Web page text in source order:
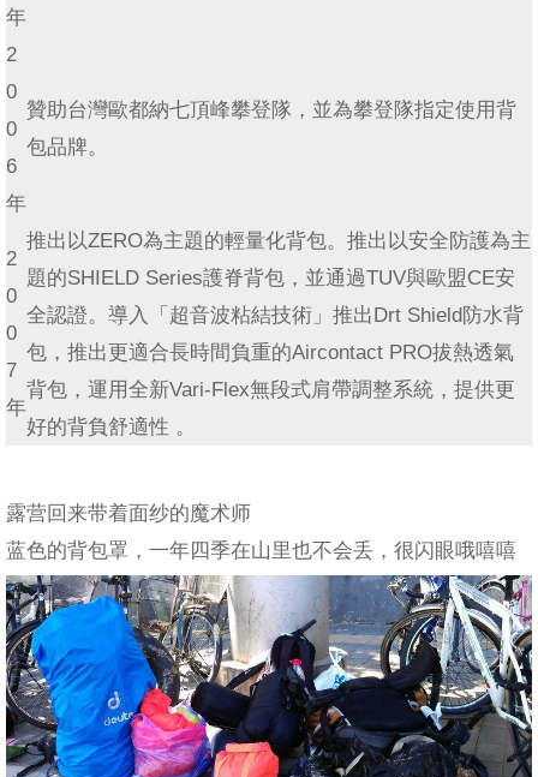
年
2
0
0
6
年
贊助台灣歐都納七頂峰攀登隊，並為攀登隊指定使用背
包品牌。
2
0
0
7
年
推出以ZERO為主題的輕量化背包。推出以安全防護為主
題的SHIELD Series護脊背包，並通過TUV與歐盟CE安
全認證。導入「超音波粘結技術」推出Drt Shield防水背
包，推出更適合長時間負重的Aircontact PRO拔熱透氣
背包，運用全新Vari-Flex無段式肩帶調整系統，提供更
好的背負舒適性 。
露营回来带着面纱的魔术师
蓝色的背包罩，一年四季在山里也不会丢，很闪眼哦嘻嘻